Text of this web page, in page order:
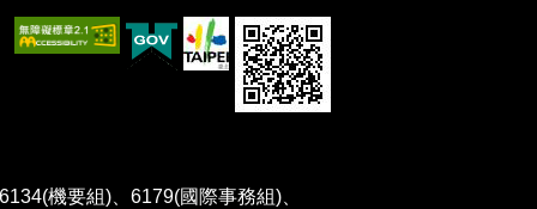
機要組)、6179(國際事務組)、